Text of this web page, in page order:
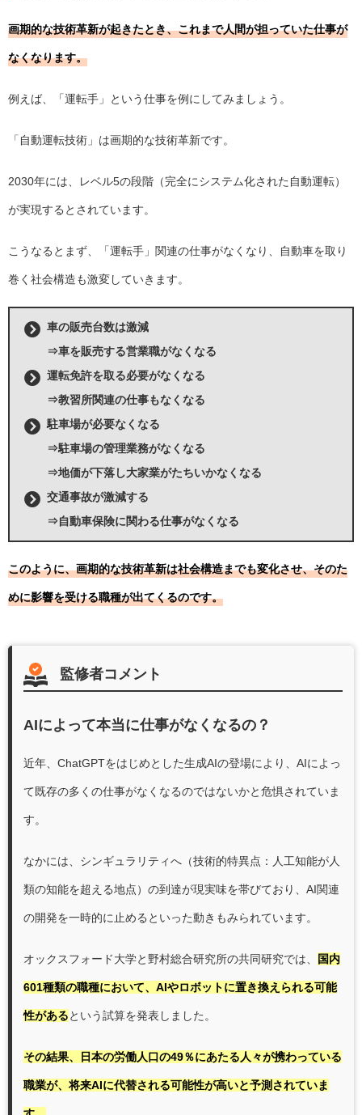
画期的な技術革新が起きたとき、これまで人間が担っていた仕事が
なくなります。
例えば、「運転手」という仕事を例にしてみましょう。
「自動運転技術」は画期的な技術革新です。
2030年には、レベル5の段階（完全にシステム化された自動運転）
が実現するとされています。
こうなるとまず、「運転手」関連の仕事がなくなり、自動車を取り
巻く社会構造も激変していきます。
車の販売台数は激減
⇒車を販売する営業職がなくなる
運転免許を取る必要がなくなる
⇒教習所関連の仕事もなくなる
駐車場が必要なくなる
⇒駐車場の管理業務がなくなる
⇒地価が下落し大家業がたちいかなくなる
交通事故が激減する
⇒自動車保険に関わる仕事がなくなる
このように、画期的な技術革新は社会構造までも変化させ、そのた
めに影響を受ける職種が出てくるのです。
監修者コメント
AIによって本当に仕事がなくなるの？
近年、ChatGPTをはじめとした生成AIの登場により、AIによっ
て既存の多くの仕事がなくなるのではないかと危惧されていま
す。
なかには、シンギュラリティへ（技術的特異点：人工知能が人
類の知能を超える地点）の到達が現実味を帯びており、AI関連
の開発を一時的に止めるといった動きもみられています。
オックスフォード大学と野村総合研究所の共同研究では、 国内
601種類の職種において、AIやロボットに置き換えられる可能
性があるという試算を発表しました。
その結果、日本の労働人口の49％にあたる人々が携わっている
職業が、将来AIに代替される可能性が高いと予測されていま